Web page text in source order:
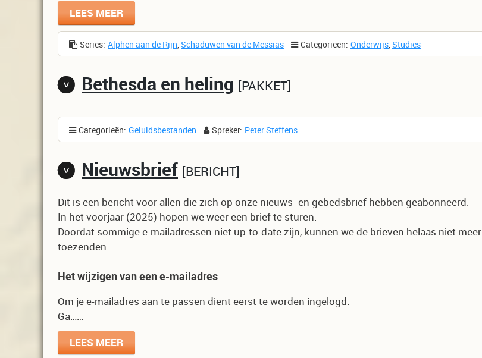
LEES MEER
Series: Alphen aan de Rijn Schaduwen van de Messias Categorieën: Onderwijs Studies
Bethesda en heling PAKKET
Categorieën: Geluidsbestanden Spreker: Peter Steffens
Nieuwsbrief BERICHT
Dit is een bericht voor allen die zich op onze nieuws- en gebedsbrief hebben geabonneerd.
In het voorjaar (2025) hopen we weer een brief te sturen.
Doordat sommige e-mailadressen niet up-to-date zijn, kunnen we de brieven helaas niet meer
toezenden.
Het wijzigen van een e-mailadres
Om je e-mailadres aan te passen dient eerst te worden ingelogd.
Ga……
LEES MEER